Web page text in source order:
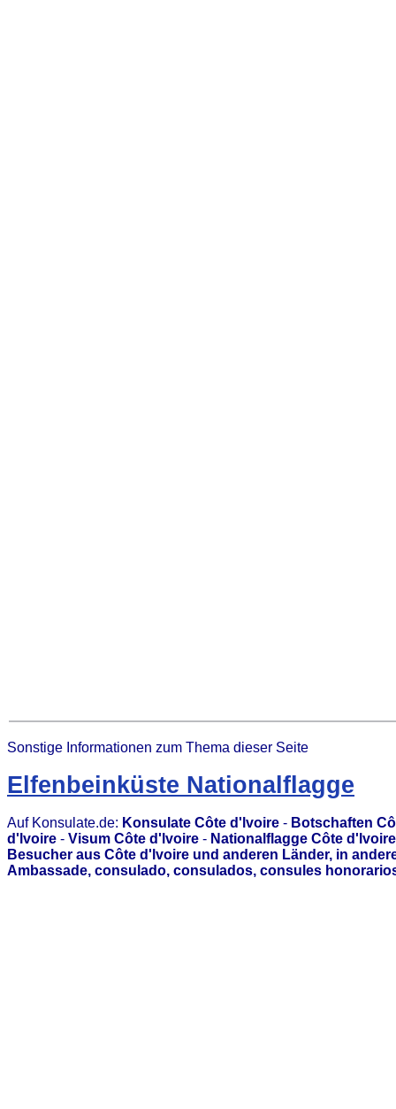
Sonstige Informationen zum Thema dieser Seite
Elfenbeinküste Nationalflagge
Auf Konsulate.de: Konsulate Côte d'lvoire - Botschaften
d'lvoire - Visum Côte d'lvoire - Nationalflagge Côte d'lvoire
Besucher aus Côte d'lvoire und anderen Länder, in
Ambassade, consulado, consulados, consules